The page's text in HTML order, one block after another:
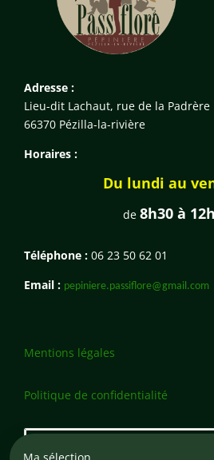
Adresse :
Lieu-dit Lachaut, rue de la Padrère
66370 Pézilla-la-rivière
Horaires :
Du lundi au
de 8h30 à
Téléphone : 06 23 50 62 01
Email : pepiniere.passiflore@gmail.com
Mentions légales
Politique de confidentialité